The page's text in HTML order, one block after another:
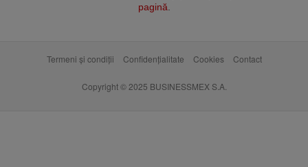
pagină.
Termeni și condiții Confidențialitate Cookies Contact
Copyright © 2025 BUSINESSMEX S.A.